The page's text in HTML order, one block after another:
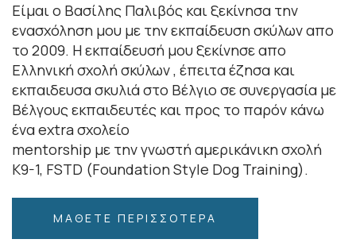
Είμαι ο Βασίλης Παλιβός και ξεκίνησα την
ενασχόληση μου με την εκπαίδευση σκύλων απο
το 2009. Η εκπαίδευσή μου ξεκίνησε απο
Ελληνική σχολή σκύλων , έπειτα έζησα και
εκπαιδευσα σκυλιά στο Βέλγιο σε συνεργασία με
Βέλγους εκπαιδευτές και προς το παρόν κάνω
ένα extra σχολείο
mentorship με την γνωστή αμερικάνικη σχολή
Κ9-1, FSTD (Foundation Style Dog Training).
ΜΆΘΕΤΕ ΠΕΡΙΣΣΌΤΕΡΑ